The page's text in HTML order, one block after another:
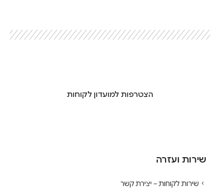
הצטרפות למועדון לקוחות
שירות ועזרה
שירות לקוחות – יצירת קשר